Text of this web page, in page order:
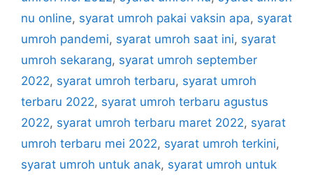
nu online, syarat umroh pakai vaksin apa, syarat
umroh pandemi, syarat umroh saat ini, syarat
umroh sekarang, syarat umroh september
2022, syarat umroh terbaru, syarat umroh
terbaru 2022, syarat umroh terbaru agustus
2022, syarat umroh terbaru maret 2022, syarat
umroh terbaru mei 2022, syarat umroh terkini,
syarat umroh untuk anak, syarat umroh untuk